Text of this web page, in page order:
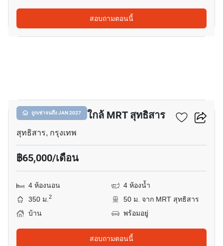
สอบถามตอนนี้
ถูกเช่าจนถึง JAN 2027
บ้าน 4-ห้องนอน ใกล้ MRT สุทธิสาร
สุทธิสาร, กรุงเทพ
฿65,000/เดือน
4 ห้องนอน
4 ห้องน้ำ
350 ม.2
50 ม. จาก MRT สุทธิสาร
บ้าน
พร้อมอยู่
สอบถามตอนนี้